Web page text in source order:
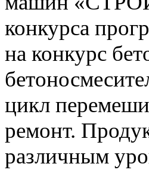
конкурса
на конкурс
цикл
ремонт.
различным